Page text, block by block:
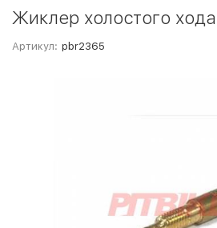
Жиклер холостого
Артикул: pbr2365